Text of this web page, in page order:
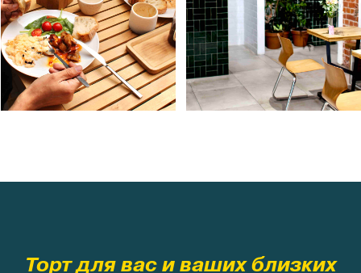
Десерт для самых важных поводов: напомнить о своих
чувствах близким, сделать комплимент или просто
порадовать себя. Сделать приятное так просто. Не
забывайте об этом.
Подробнее